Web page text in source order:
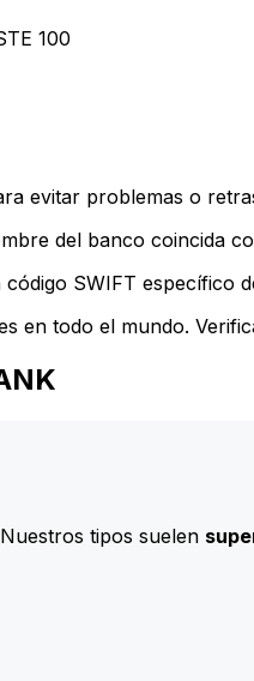
100
evitar problemas o
del banco coincida
código SWIFT específico
en todo el mundo.
tipos suelen